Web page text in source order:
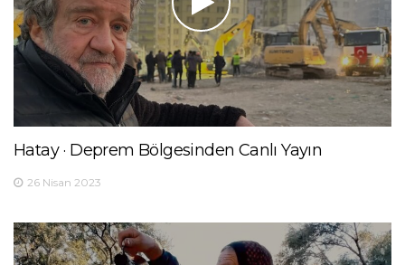
Hatay · Deprem Bölgesinden Canlı Yayın
26 Nisan 2023